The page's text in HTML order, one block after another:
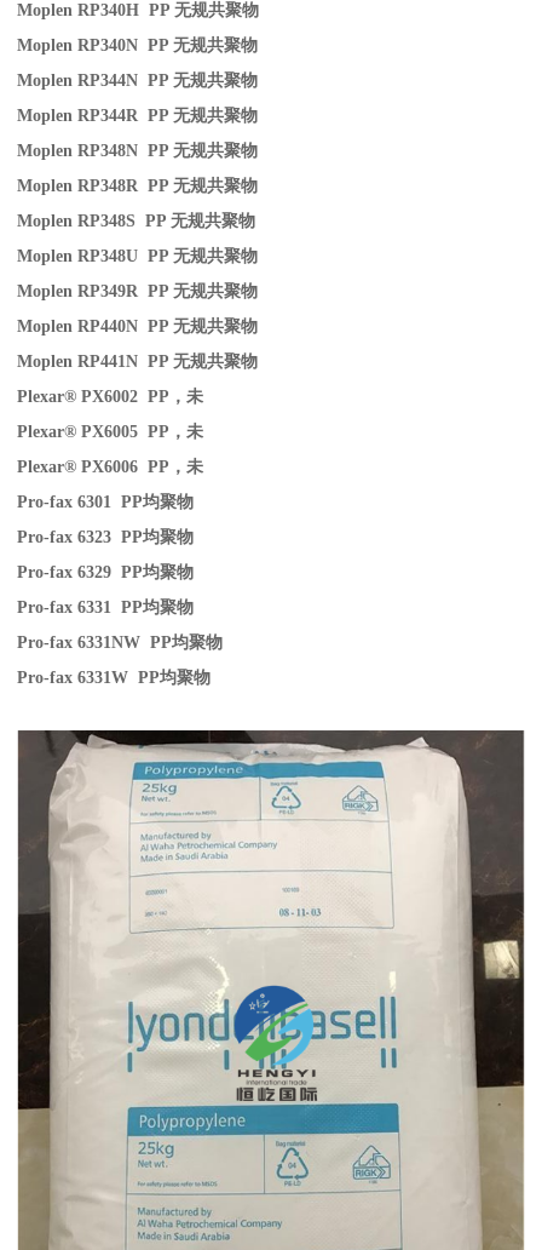
Moplen RP340H PP无规共聚物
Moplen RP340N PP无规共聚物
Moplen RP344N PP无规共聚物
Moplen RP344R PP无规共聚物
Moplen RP348N PP无规共聚物
Moplen RP348R PP无规共聚物
Moplen RP348S PP无规共聚物
Moplen RP348U PP无规共聚物
Moplen RP349R PP无规共聚物
Moplen RP440N PP无规共聚物
Moplen RP441N PP无规共聚物
Plexar® PX6002 PP ，未
Plexar® PX6005 PP ，未
Plexar® PX6006 PP ，未
Pro-fax 6301 PP均聚物
Pro-fax 6323 PP均聚物
Pro-fax 6329 PP均聚物
Pro-fax 6331 PP均聚物
Pro-fax 6331NW PP均聚物
Pro-fax 6331W PP均聚物